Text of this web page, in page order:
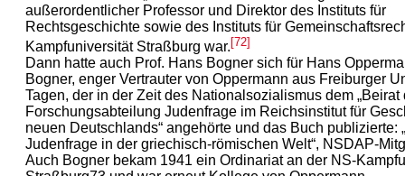
außerordentlicher Professor und Direktor des Instituts für
Rechtsgeschichte sowie des Instituts für
Kampfuniversität Straßburg war. [72]
Dann hatte auch Prof. Hans Bogner sich für Hans
Bogner, enger Vertrauter von Oppermann aus Freiburger
Tagen, der in der Zeit des Nationalsozialismus dem „Beirat
Forschungsabteilung Judenfrage im Reichsinstitut für
neuen Deutschlands“ angehörte und das Buch publizierte:
Judenfrage in der griechisch-römischen Welt“, NSDAP-
Auch Bogner bekam 1941 ein Ordinariat an der NS-